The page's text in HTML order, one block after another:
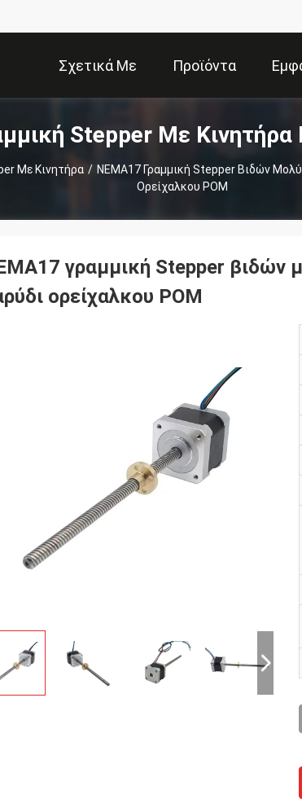
Σχετικά Με
Εμάς
Προϊόντα
Stepper Με Κινητήρα
Με Κινητήρα / NEMA17 Γραμμική Stepper Βιδών
Ορείχαλκου POM
γραμμική Stepper βιδών
ορείχαλκου POM